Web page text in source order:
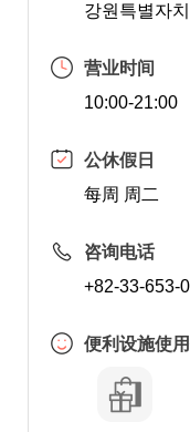
강원특별자
营业时间
10:00-21:00
公休假日
每周 周二
咨询电话
+82-33-653-
便利设施使